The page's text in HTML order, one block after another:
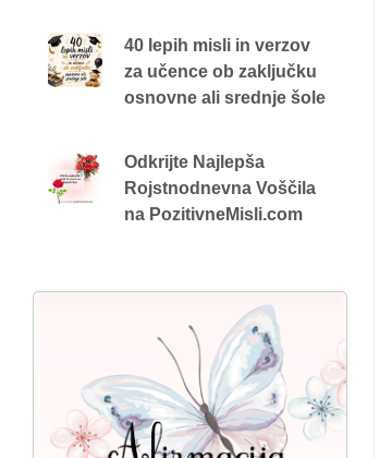
40 lepih misli in verzov
za učence ob zaključku
osnovne ali srednje šole
Odkrijte Najlepša
Rojstnodnevna Voščila
na PozitivneMisli.com